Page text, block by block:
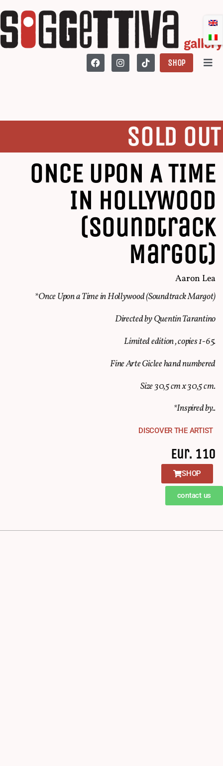
SHOP
SOLD OUT
ONCE UPON A TIME
IN HOLLYWOOD
(Soundtrack
Margot)
Aaron Lea
*Once Upon a Time in Hollywood (Soundtrack Margot)
Directed by Quentin Tarantino
Limited edition , copies 1-65.
Fine Arte Giclee hand numbered
Size 30,5 cm x 30,5 cm.
*Inspired by..
DISCOVER THE ARTIST
Eur. 110
SHOP
contact us